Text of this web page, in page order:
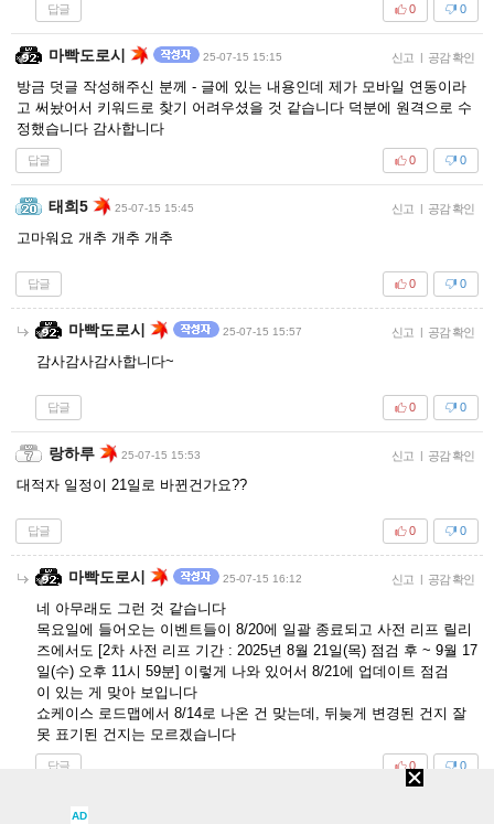
답글 0
0
마빡도로시 25-07-15 15:15 신고 | 공감 확인
방금 덧글 작성해주신 분께 - 글에 있는 내용인데 제가 모바일 연동이라
고 써놨어서 키워드로 찾기 어려우셨을 것 같습니다 덕분에 원격으로 수
정했습니다 감사합니다
답글 0
0
태희5 25-07-15 15:45 신고 | 공감 확인
고마워요 개추 개추 개추
답글 0
0
마빡도로시 25-07-15 15:57 신고 | 공감 확인
감사감사감사합니다~
답글 0
0
랑하루 25-07-15 15:53 신고 | 공감 확인
대적자 일정이 21일로 바뀐건가요??
답글 0
0
마빡도로시 25-07-15 16:12 신고 | 공감 확인
네 아무래도 그런 것 같습니다
목요일에 들어오는 이벤트들이 8/20에 일괄 종료되고 사전 리프 릴리
즈에서도 [2차 사전 리프 기간 : 2025년 8월 21일(목) 점검 후 ~ 9월 17
일(수) 오후 11시 59분] 이렇게 나와 있어서 8/21에 업데이트 점검
이 있는 게 맞아 보입니다
쇼케이스 로드맵에서 8/14로 나온 건 맞는데, 뒤늦게 변경된 건지 잘
못 표기된 건지는 모르겠습니다
답글 0
0
마빡도로시
AD